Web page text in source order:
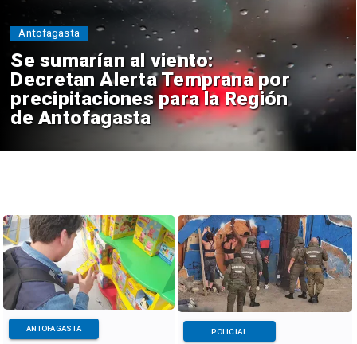
Se sumarían al viento:
Decretan Alerta Temprana por
precipitaciones para la Región
de Antofagasta
Antofagasta
ANTOFAGASTA POLICIAL